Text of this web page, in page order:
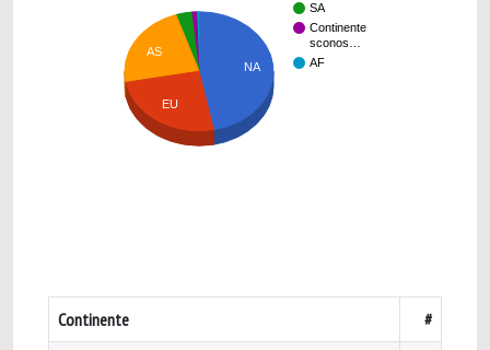
SA
Continente
sconos…
AF
NA
AS
EU
Continente #